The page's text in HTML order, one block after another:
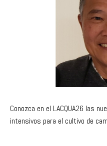
Conozca en el LACQUA26 las
intensivos para el cultivo de